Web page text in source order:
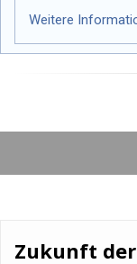
Weitere
Zukunft